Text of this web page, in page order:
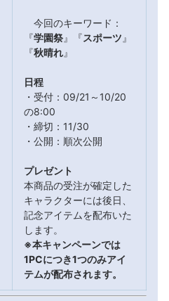
今回のキーワード：
『学園祭』『スポーツ 』
『秋晴れ』
日程
・受付：09/21～10/20
の8:00
・締切：11/30
・公開：順次公開
プレゼント
本商品の受注が確定した
キャラクターには後日、
記念アイテムを配布いた
します。
※本キャンペーンでは
1PCにつき1つのみアイ
テムが配布されます。